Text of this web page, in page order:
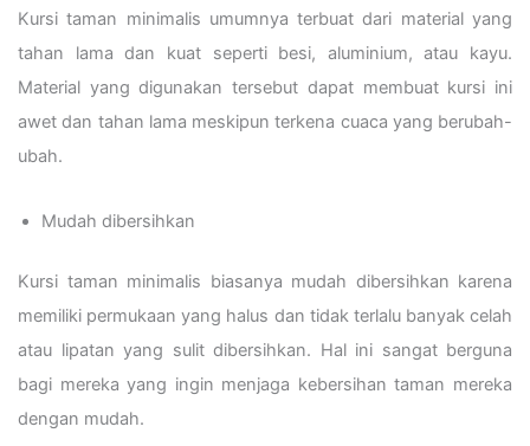
Kursi taman minimalis umumnya terbuat dari material yang
tahan lama dan kuat seperti besi, aluminium, atau kayu.
Material yang digunakan tersebut dapat membuat kursi ini
awet dan tahan lama meskipun terkena cuaca yang berubah-
ubah.
Mudah dibersihkan
Kursi taman minimalis biasanya mudah dibersihkan karena
memiliki permukaan yang halus dan tidak terlalu banyak celah
atau lipatan yang sulit dibersihkan. Hal ini sangat berguna
bagi mereka yang ingin menjaga kebersihan taman mereka
dengan mudah.